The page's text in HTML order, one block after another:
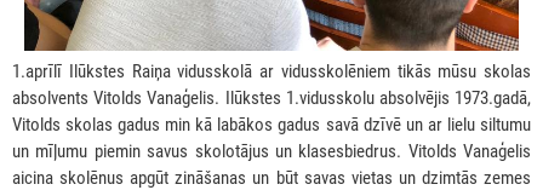
1.aprīlī Ilūkstes Raiņa vidusskolā ar vidusskolēniem tikās mūsu skolas
absolvents Vitolds Vanaģelis. Ilūkstes 1.vidusskolu absolvējis 1973.gadā,
Vitolds skolas gadus min kā labākos gadus savā dzīvē un ar lielu siltumu
un mīļumu piemin savus skolotājus un klasesbiedrus. Vitolds Vanaģelis
aicina skolēnus apgūt zināšanas un būt savas vietas un dzimtās zemes